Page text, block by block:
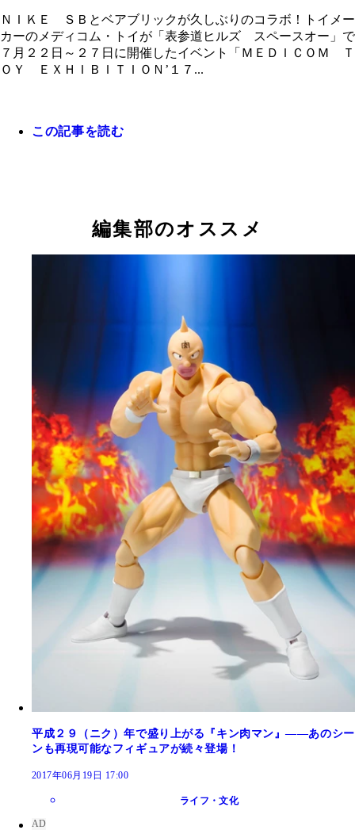
０００％（発売時期や価格は未定）
場する
ＢＲＩＣＫ ＤＥＡＴＨ ＴＲＯＯＰＥＲ（ＴＭ
０％ ＆ ４００％』『ＢＥ＠ＲＢＲＩＣＫ Ｓ
ＥＴＲＯＯＰＥＲ（ＴＭ）１００％ ＆ ４００
ＣＫ カリモク ４００％（黒猫浮造）』
ＮＩＫＥ ＳＢとベアブリックが久しぶりのコラボ！トイメー
カーのメディコム・トイが「表参道ヒルズ スペースオー」で
７月２２日～２７日に開催したイベント「ＭＥＤＩＣＯＭ Ｔ
ＯＹ ＥＸＨＩＢＩＴＩＯＮ’１７...
この記事を読む
編集部のオススメ
平成２９（ニク）年で盛り上がる『キン肉マン』――あのシー
ンも再現可能なフィギュアが続々登場！
2017年06月19日 17:00
ライフ・文化